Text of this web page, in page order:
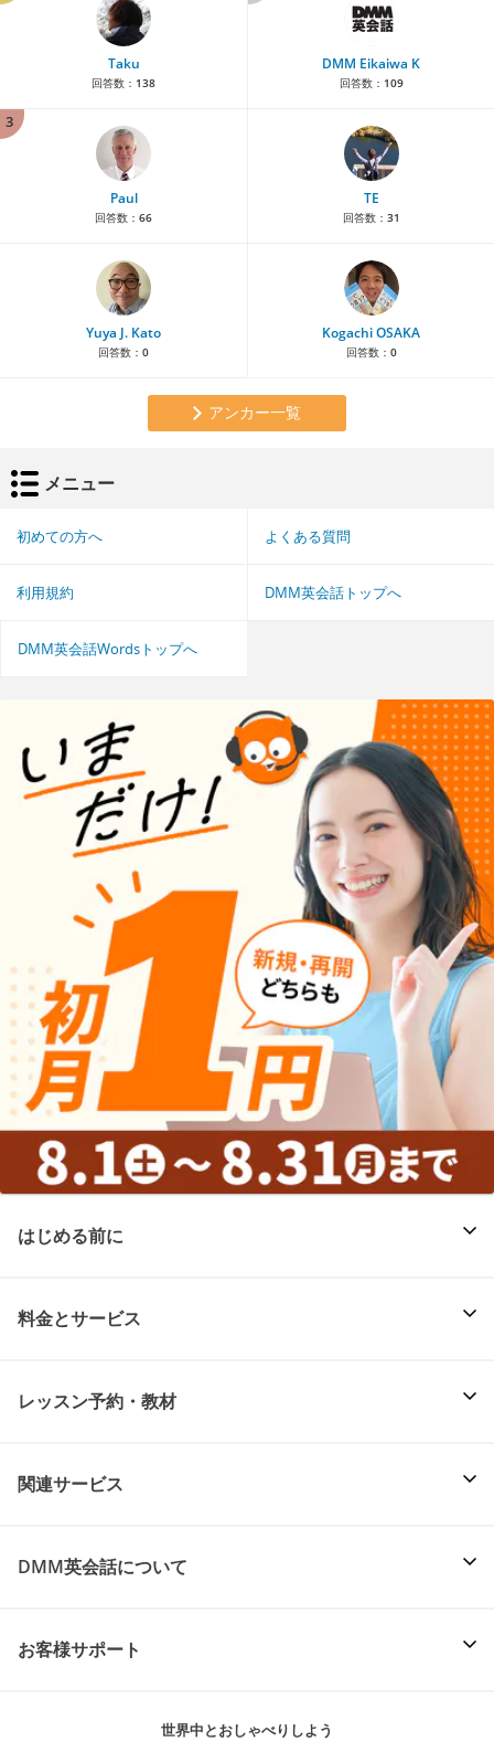
Taku
回答数： 138
DMM Eikaiwa K
回答数： 109
3
Paul
回答数： 66
TE
回答数： 31
Yuya J. Kato
回答数： 0
Kogachi OSAKA
回答数： 0
アンカー一覧
メニュー
初めての方へ よくある質問
利用規約 DMM英会話トップへ
DMM英会話Wordsトップへ
はじめる前に
料金とサービス
レッスン予約・教材
関連サービス
DMM英会話について
お客様サポート
世界中とおしゃべりしよう